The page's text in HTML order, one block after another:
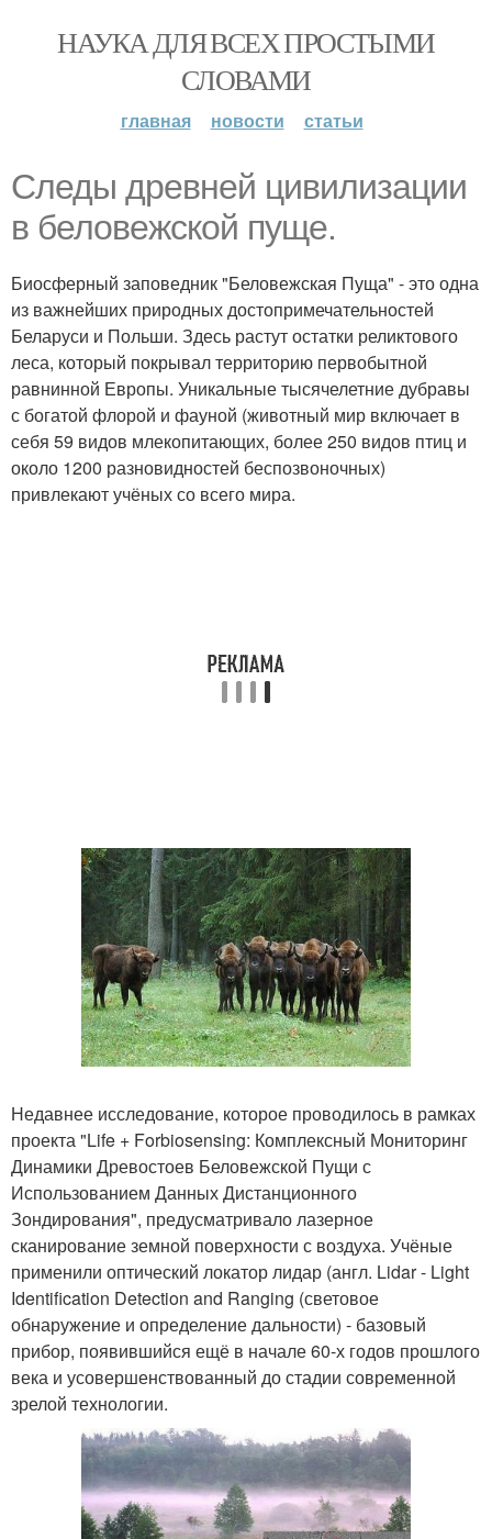
НАУКА ДЛЯ ВСЕХ ПРОСТЫМИ
СЛОВАМИ
главная новости статьи
Следы древней цивилизации
в беловежской пуще.
Биосферный заповедник "Беловежская Пуща" - это одна
из важнейших природных достопримечательностей
Беларуси и Польши. Здесь растут остатки реликтового
леса, который покрывал территорию первобытной
равнинной Европы. Уникальные тысячелетние дубравы
с богатой флорой и фауной (животный мир включает в
себя 59 видов млекопитающих, более 250 видов птиц и
около 1200 разновидностей беспозвоночных)
привлекают учёных со всего мира.
Недавнее исследование, которое проводилось в рамках
проекта "Life + Forbiosensing: Комплексный Мониторинг
Динамики Древостоев Беловежской Пущи с
Использованием Данных Дистанционного
Зондирования", предусматривало лазерное
сканирование земной поверхности с воздуха. Учёные
применили оптический локатор лидар (англ. Lidar - Light
Identification Detection and Ranging (световое
обнаружение и определение дальности) - базовый
прибор, появившийся ещё в начале 60-х годов прошлого
века и усовершенствованный до стадии современной
зрелой технологии.